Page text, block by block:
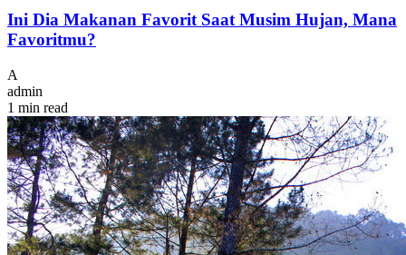
Ini Dia Makanan Favorit Saat Musim Hujan, Mana
Favoritmu?
A
admin
1 min read